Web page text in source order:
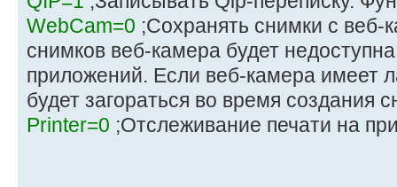
WebCam=0 ;Сохранять снимки с веб-
снимков веб-камера будет
приложений. Если веб-камера имеет
будет загораться во время создания
Printer=0 ;Отслеживание печати на